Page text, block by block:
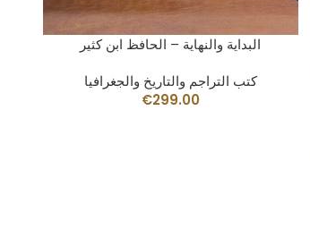
AÑADIR AL CARRITO
البداية والنهاية – الحافظ ابن كثير
كتب التراجم والتاريخ والجغرافيا
€299.00